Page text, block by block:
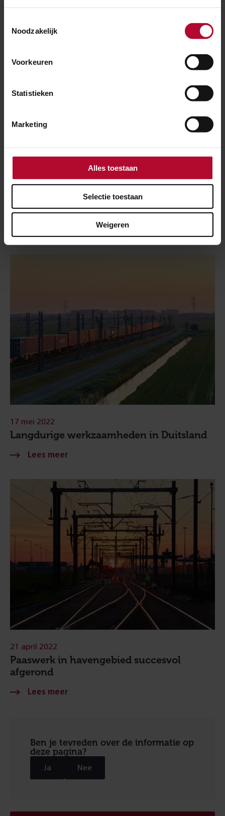
Noodzakelijk
Voorkeuren
Statistieken
Marketing
Alles toestaan
Selectie toestaan
Weigeren
Havenspoorlijn: 21 nieuwe wissels in 243
uur
8 juni 2022
Langdurige werkzaamheden in Duitsland
17 mei 2022
Paaswerk in havengebied succesvol
afgerond
21 april 2022
Ben je tevreden over de informatie op
deze pagina?
Ja Nee